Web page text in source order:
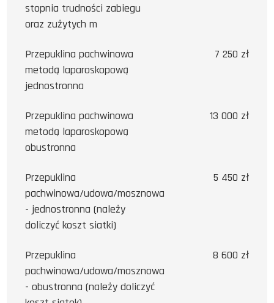
stopnia trudności zabiegu
oraz zużytych m
Przepuklina pachwinowa
metodą laparoskopową
jednostronna
7 250 zł
Przepuklina pachwinowa
metodą laparoskopową
obustronna
13 000 zł
Przepuklina
pachwinowa/udowa/mosznowa
- jednostronna (należy
doliczyć koszt siatki)
5 450 zł
Przepuklina
pachwinowa/udowa/mosznowa
- obustronna (należy doliczyć
8 600 zł